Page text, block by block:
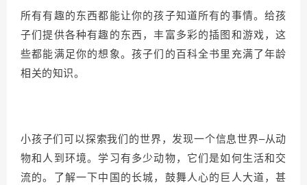
所有有趣的东西都能让你的孩子知道所有的事情。给孩
子们提供各种有趣的东西，丰富多彩的插图和游戏，这
些都能满足你的想象。孩子们的百科全书里充满了年龄
相关的知识。
小孩子们可以探索我们的世界，发现一个信息世界–从动
物和人到环境。学习有多少动物，它们是如何生活和交
流的。了解一下中国的长城，鼓舞人心的巨人大道，甚